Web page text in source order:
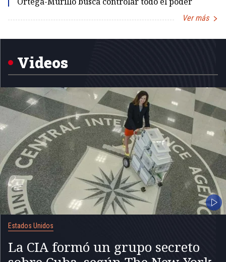
Ver más
Videos
Estados Unidos
La CIA formó un grupo secreto